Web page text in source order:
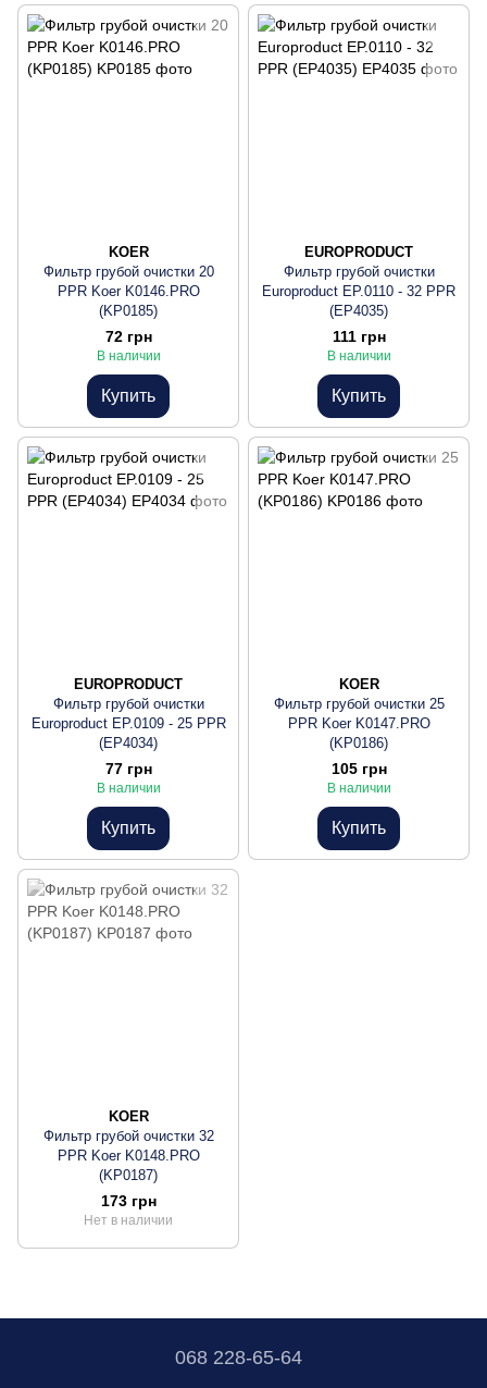
KOER
Фильтр грубой очистки 20
PPR Koer K0146.PRO
(KP0185)
72 грн
В наличии
Купить
EUROPRODUCT
Фильтр грубой очистки
Europroduct EP.0110 - 32 PPR
(EP4035)
111 грн
В наличии
Купить
EUROPRODUCT
Фильтр грубой очистки
Europroduct EP.0109 - 25 PPR
(EP4034)
77 грн
В наличии
Купить
KOER
Фильтр грубой очистки 25
PPR Koer K0147.PRO
(KP0186)
105 грн
В наличии
Купить
KOER
Фильтр грубой очистки 32
PPR Koer K0148.PRO
(KP0187)
173 грн
Нет в наличии
068 228-65-64